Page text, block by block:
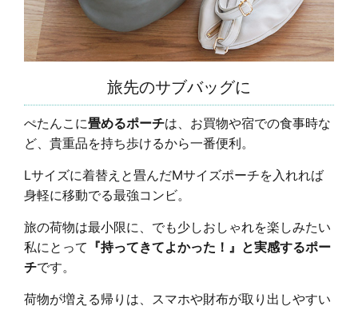
旅先のサブバッグに
ぺたんこに畳めるポーチは、お買物や宿での食事時な
ど、貴重品を持ち歩けるから一番便利。
Lサイズに着替えと畳んだMサイズポーチを入れれば
身軽に移動でる最強コンビ。
旅の荷物は最小限に、でも少しおしゃれを楽しみたい
私にとって 『持ってきてよかった！』と実感するポー
チです。
荷物が増える帰りは、スマホや財布が取り出しやすい